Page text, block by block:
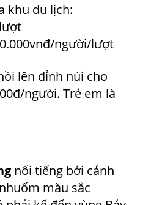
khu du lịch:
người/lượt
lên đỉnh núi cho
người. Trẻ em là
nổi tiếng bởi cảnh
màu sắc